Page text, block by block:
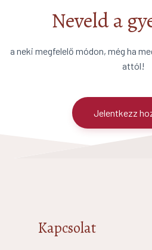
Neveld a
a neki megfelelő módon, még ha
attól!
Jelentkezz
Kapcsolat